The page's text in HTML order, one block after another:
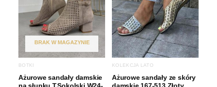
BRAK W MAGAZYNIE
BOTKI
Ażurowe sandały damskie
KOLEKCJA LATO
Ażurowe sandały ze skóry